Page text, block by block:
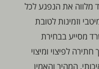
מלווה את הנפגע לכל
וזמינות לטובת
מסייע בבחירת
לפיצוי ומיצוי
המהיר והאמין